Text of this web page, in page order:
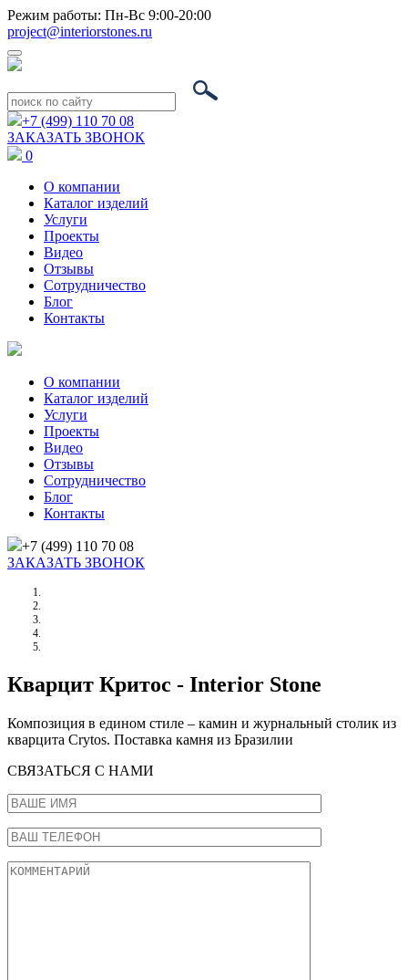
Режим работы: Пн-Вс 9:00-20:00
project@interiorstones.ru
+7 (499) 110 70 08
ЗАКАЗАТЬ ЗВОНОК
0
О компании
Каталог изделий
Услуги
Проекты
Видео
Отзывы
Сотрудничество
Блог
Контакты
О компании
Каталог изделий
Услуги
Проекты
Видео
Отзывы
Сотрудничество
Блог
Контакты
+7 (499) 110 70 08
ЗАКАЗАТЬ ЗВОНОК
Кварцит Критос - Interior Stone
Композиция в едином стиле – камин и журнальный столик из
кварцита Crytos. Поставка камня из Бразилии
СВЯЗАТЬСЯ С НАМИ